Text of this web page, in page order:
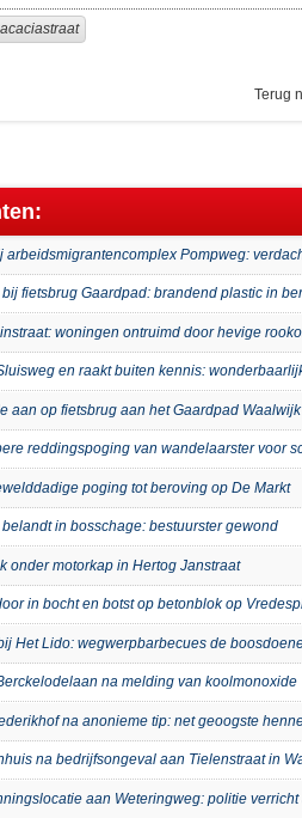
acaciastraat
Terug
Pompweg:
fietsbrug Gaardpad: brandend plastic in
woningen ontruimd door hevige
en raakt buiten kennis:
aan op fietsbrug aan het Gaardpad Waalwijk
reddingspoging van wandelaarster voor
poging tot beroving op De Markt
in bosschage: bestuurster gewond
onder motorkap in Hertog Janstraat
in bocht en botst op betonblok op
Het Lido: wegwerpbarbecues de
na melding van koolmonoxide
na anonieme tip: net geoogste
na bedrijfsongeval aan Tielenstraat in
aan Weteringweg: politie